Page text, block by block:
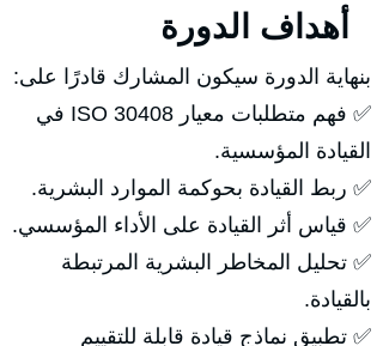
بنهاية الدورة سيكون المشارك قادرًا على:
✅ فهم متطلبات معيار ISO 30408 في
القيادة المؤسسية.
✅ ربط القيادة بحوكمة الموارد البشرية.
✅ قياس أثر القيادة على الأداء المؤسسي.
✅ تحليل المخاطر البشرية المرتبطة
بالقيادة.
✅ تطبيق نماذج قيادة قابلة للتقييم